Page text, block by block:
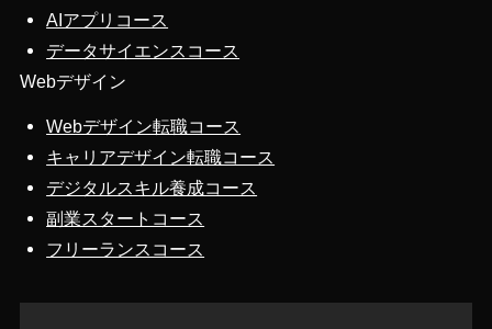
AIアプリコース
データサイエンスコース
Webデザイン
Webデザイン転職コース
キャリアデザイン転職コース
デジタルスキル養成コース
副業スタートコース
フリーランスコース